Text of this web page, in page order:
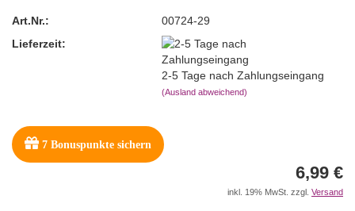
Art.Nr.:
00724-29
Lieferzeit:
2-5 Tage nach Zahlungseingang
(Ausland abweichend)
7 Bonuspunkte sichern
6,99 €
inkl. 19% MwSt. zzgl. Versand